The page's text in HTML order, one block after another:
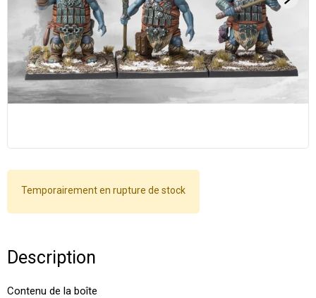
Temporairement en rupture de stock
Description
Contenu de la boîte